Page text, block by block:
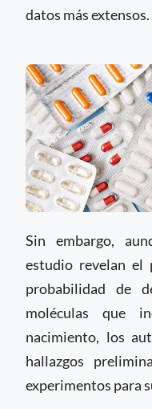
datos más extensos.
Sin embargo,
estudio revelan el
probabilidad de
moléculas que
nacimiento, los
hallazgos
experimentos para